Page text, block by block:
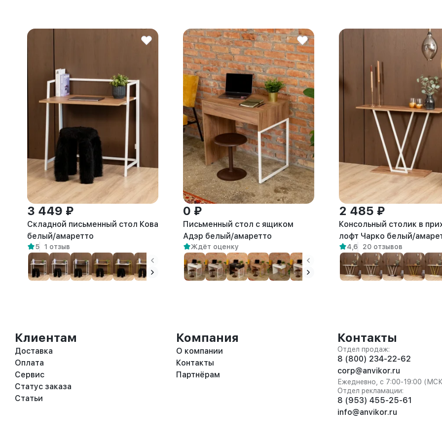
3 449 ₽
Складной письменный стол Кова
белый/амаретто
5 1 отзыв
0 ₽
Письменный стол с ящиком
Адэр белый/амаретто
Ждёт оценку
2 485 ₽
Консольный столик в
лофт Чарко белый/
4,6 20 отзывов
Клиентам
Доставка
Оплата
Сервис
Статус заказа
Статьи
Компания
О компании
Контакты
Партнёрам
Контакты
Отдел продаж:
8 (800) 234-22-62
corp@anvikor.ru
Ежедневно, с 7:00-19:00
Отдел рекламации:
8 (953) 455-25-61
info@anvikor.ru